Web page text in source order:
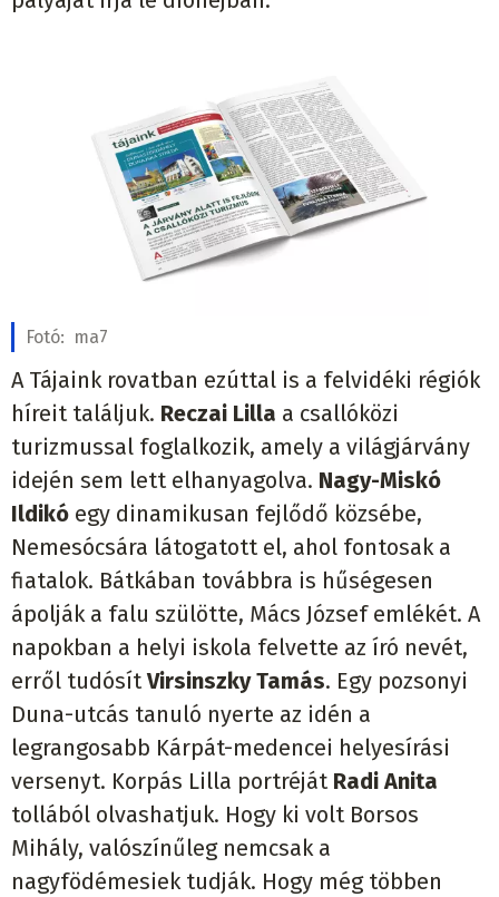
Fotó: ma7
A Tájaink rovatban ezúttal is a felvidéki régiók
híreit találjuk. Reczai Lilla a csallóközi
turizmussal foglalkozik, amely a világjárvány
idején sem lett elhanyagolva. Nagy-Miskó
Ildikó egy dinamikusan fejlődő közsébe,
Nemesócsára látogatott el, ahol fontosak a
fiatalok. Bátkában továbbra is hűségesen
ápolják a falu szülötte, Mács József emlékét. A
napokban a helyi iskola felvette az író nevét,
erről tudósítVirsinszky Tamás. Egy pozsonyi
Duna-utcás tanuló nyerte az idén a
legrangosabb Kárpát-medencei helyesírási
versenyt. Korpás Lilla portréját Radi Anita
tollából olvashatjuk. Hogy ki volt Borsos
Mihály, valószínűleg nemcsak a
nagyfödémesiek tudják. Hogy még többen